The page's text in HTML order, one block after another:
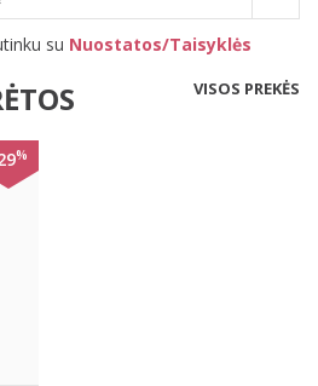
su Nuostatos/Taisyklės
VISOS PREKĖS
%